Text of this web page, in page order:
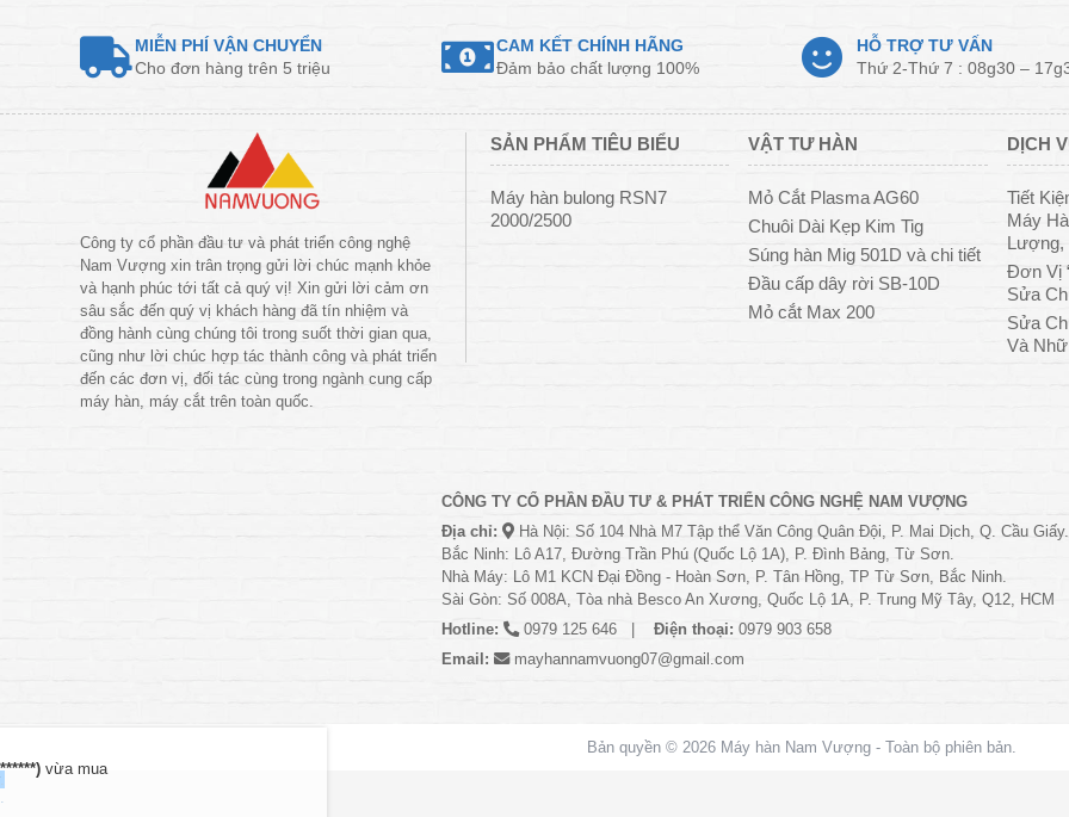
MIỄN PHÍ VẬN CHUYỂN
Cho đơn hàng trên 5 triệu
CAM KẾT CHÍNH HÃNG
Đảm bảo chất lượng 100%
HỖ TRỢ TƯ VẤN
Thứ 2-Thứ 7 : 08g30 –
Công ty cổ phần đầu tư và phát triển công nghệ
Nam Vượng xin trân trọng gửi lời chúc mạnh khỏe
và hạnh phúc tới tất cả quý vị! Xin gửi lời cảm ơn
sâu sắc đến quý vị khách hàng đã tín nhiệm và
đồng hành cùng chúng tôi trong suốt thời gian qua,
cũng như lời chúc hợp tác thành công và phát triển
đến các đơn vị, đối tác cùng trong ngành cung cấp
máy hàn, máy cắt trên toàn quốc.
SẢN PHẨM TIÊU BIỂU
Máy hàn bulong RSN7
2000/2500
VẬT TƯ HÀN
Mỏ Cắt Plasma AG60
Chuôi Dài Kẹp Kim Tig
Súng hàn Mig 501D và chi tiết
Đầu cấp dây rời SB-10D
Mỏ cắt Max 200
DỊCH
Tiết
Máy
Lượng,
Đơn Vị
Sửa
Sửa
Và
CÔNG TY CỔ PHẦN ĐẦU TƯ & PHÁT TRIỂN CÔNG NGHỆ NAM VƯỢNG
Địa chỉ:
Hà Nội: Số 104 Nhà M7 Tập thể Văn Công Quân Đội, P. Mai Dịch, Q. Cầu Giấy.
Bắc Ninh: Lô A17, Đường Trần Phú (Quốc Lộ 1A), P. Đình Bảng, Từ Sơn.
Nhà Máy: Lô M1 KCN Đại Đồng - Hoàn Sơn, P. Tân Hồng, TP Từ Sơn, Bắc Ninh.
Sài Gòn: Số 008A, Tòa nhà Besco An Xương, Quốc Lộ 1A, P. Trung Mỹ Tây, Q12, HCM
Hotline:
0979 125 646 Điện thoại: 0979 903 658
Email:
mayhannamvuong07@gmail.com
Bản quyền © 2026 Máy hàn Nam Vượng - Toàn bộ phiên bản.
(******)